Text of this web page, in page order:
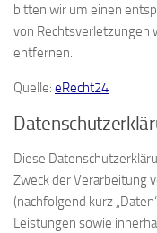
bitten wir um einen
von Rechtsverletzungen
entfernen.
Quelle: eRecht24
Diese
Zweck der Verarbeitung
(nachfolgend kurz
Leistungen sowie